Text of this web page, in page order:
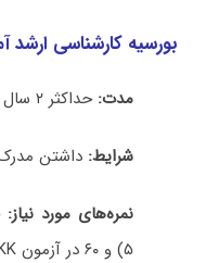
بورسیه کارشناسی ارشد
مدت: حداکثر ۲ سال تحصیلی (
شرایط: داشتن
نمره‌های مورد نیاز:
۵) و ۶۰ در آزمون HSKK (سطح متوسط).